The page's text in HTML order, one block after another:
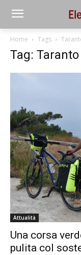
Home Tags
Tag: Taranto
Attualità
Una corsa
pulita col